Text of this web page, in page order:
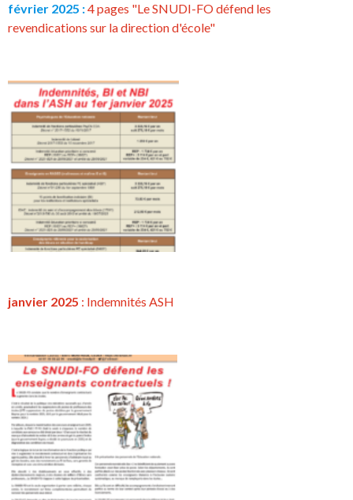
février 2025 :4 pages "Le SNUDI-FO défend les
revendications sur la direction d'école"
janvier 2025 : Indemnités ASH